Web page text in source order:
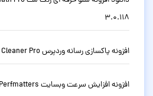
3.0.118
افزونه پاکسازی رسانه وردپرس Media Cleaner Pro نسخه 7.0.8
افزونه افزایش سرعت وبسایت Perfmatters وردپرس نسخه 2.6.6